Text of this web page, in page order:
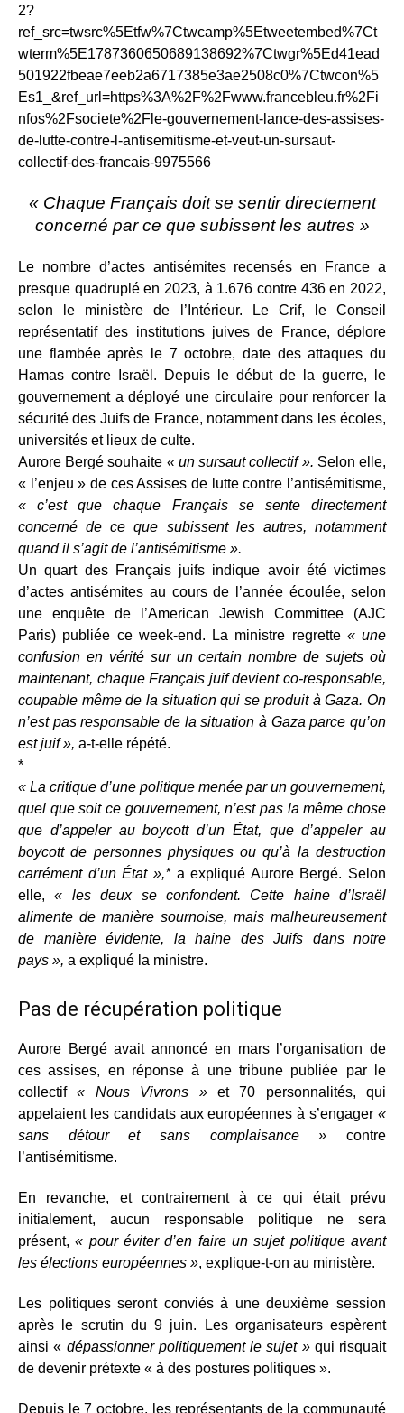
2?
ref_src=twsrc%5Etfw%7Ctwcamp%5Etweetembed%7Ct
wterm%5E1787360650689138692%7Ctwgr%5Ed41ead
501922fbeae7eeb2a6717385e3ae2508c0%7Ctwcon%5
Es1_&ref_url=https%3A%2F%2Fwww.francebleu.fr%2Fi
nfos%2Fsociete%2Fle-gouvernement-lance-des-assises-
de-lutte-contre-l-antisemitisme-et-veut-un-sursaut-
collectif-des-francais-9975566
« Chaque Français doit se sentir directement
concerné par ce que subissent les autres »
Le nombre d’actes antisémites recensés en France a
presque quadruplé en 2023, à 1.676 contre 436 en 2022,
selon le ministère de l’Intérieur. Le Crif, le Conseil
représentatif des institutions juives de France, déplore
une flambée après le 7 octobre, date des attaques du
Hamas contre Israël. Depuis le début de la guerre, le
gouvernement a déployé une circulaire pour renforcer la
sécurité des Juifs de France, notamment dans les écoles,
universités et lieux de culte.
Aurore Bergé souhaite « un sursaut collectif ». Selon elle,
« l’enjeu » de ces Assises de lutte contre l’antisémitisme,
« c’est que chaque Français se sente directement
concerné de ce que subissent les autres, notamment
quand il s’agit de l’antisémitisme ».
Un quart des Français juifs indique avoir été victimes
d’actes antisémites au cours de l’année écoulée, selon
une enquête de l’American Jewish Committee (AJC
Paris) publiée ce week-end. La ministre regrette « une
confusion en vérité sur un certain nombre de sujets où
maintenant, chaque Français juif devient co-responsable,
coupable même de la situation qui se produit à Gaza. On
n’est pas responsable de la situation à Gaza parce qu’on
est juif », a-t-elle répété.
*
« La critique d’une politique menée par un gouvernement,
quel que soit ce gouvernement, n’est pas la même chose
que d’appeler au boycott d’un État, que d’appeler au
boycott de personnes physiques ou qu’à la destruction
carrément d’un État »,*a expliqué Aurore Bergé. Selon
elle,« les deux se confondent. Cette haine d’Israël
alimente de manière sournoise, mais malheureusement
de manière évidente, la haine des Juifs dans notre
pays », a expliqué la ministre.
Pas de récupération politique
Aurore Bergé avait annoncé en mars l’organisation de
ces assises, en réponse à une tribune publiée par le
collectif« Nous Vivrons »et 70 personnalités, qui
appelaient les candidats aux européennes à s’engager «
sans détour et sans complaisance » contre
l’antisémitisme.
En revanche, et contrairement à ce qui était prévu
initialement, aucun responsable politique ne sera
présent,« pour éviter d’en faire un sujet politique avant
les élections européennes », explique-t-on au ministère.
Les politiques seront conviés à une deuxième session
après le scrutin du 9 juin. Les organisateurs espèrent
ainsi « dépassionner politiquement le sujet »qui risquait
de devenir prétexte « à des postures politiques ».
Depuis le 7 octobre, les représentants de la communauté